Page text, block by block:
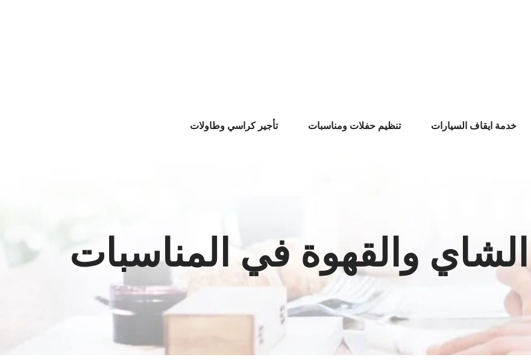
خدمة ايقاف السيارات تنظيم حفلات ومناسبات تأجير كراسي وطاولات
الشاي والقهوة في المناسبات